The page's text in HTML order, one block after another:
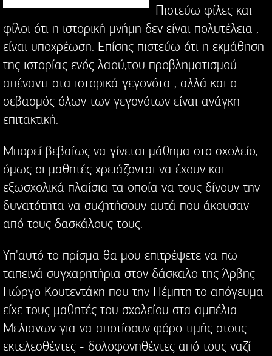
Πιστεύω φίλες και
φίλοι ότι η ιστορική μνήμη δεν είναι πολυτέλεια ,
είναι υποχρέωση. Επίσης πιστεύω ότι η εκμάθηση
της ιστορίας ενός λαού,του προβληματισμού
απέναντι στα ιστορικά γεγονότα , αλλά και ο
σεβασμός όλων των γεγονότων είναι ανάγκη
επιτακτική.
Μπορεί βεβαίως να γίνεται μάθημα στο σχολείο,
όμως οι μαθητές χρειάζονται να έχουν και
εξωσχολικά πλαίσια τα οποία να τους δίνουν την
δυνατότητα να συζητήσουν αυτά που άκουσαν
από τους δασκάλους τους.
Υπ'αυτό το πρίσμα θα μου επιτρέψετε να πω
ταπεινά συγχαρητήρια στον δάσκαλο της Άρβης
Γιώργο Κουτεντάκη που την Πέμπτη το απόγευμα
είχε τους μαθητές του σχολείου στα αμπέλια
Μελιανων για να αποτίσουν φόρο τιμής στους
εκτελεσθέντες - δολοφονηθέντες από τους ναζί